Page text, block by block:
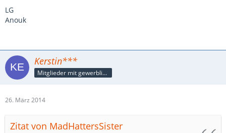
LG
Anouk
Kerstin***
Mitglieder mit gewerblicher Verbindung, auch als Mitarbeiter/in
26. März 2014
Zitat von MadHattersSister